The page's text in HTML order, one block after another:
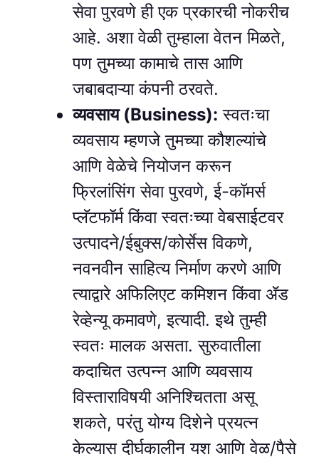
सेवा पुरवणे ही एक प्रकारची नोकरीच
आहे. अशा वेळी तुम्हाला वेतन मिळते,
पण तुमच्या कामाचे तास आणि
जबाबदाऱ्या कंपनी ठरवते.
व्यवसाय (Business): स्वतःचा
व्यवसाय म्हणजे तुमच्या कौशल्यांचे
आणि वेळेचे नियोजन करून
फ्रिलांसिंग सेवा पुरवणे, ई-कॉमर्स
प्लॅटफॉर्म किंवा स्वतःच्या वेबसाईटवर
उत्पादने/ईबुक्स/कोर्सेस विकणे,
नवनवीन साहित्य निर्माण करणे आणि
त्याद्वारे अफिलिएट कमिशन किंवा ॲड
रेव्हेन्यू कमावणे, इत्यादी. इथे तुम्ही
स्वतः मालक असता. सुरुवातीला
कदाचित उत्पन्न आणि व्यवसाय
विस्ताराविषयी अनिश्चितता असू
शकते, परंतु योग्य दिशेने प्रयत्न
केल्यास दीर्घकालीन यश आणि वेळ/पैसे